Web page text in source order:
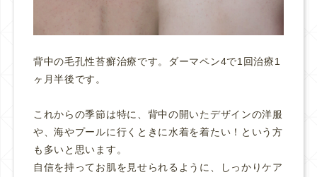
背中の毛孔性苔癬治療です。ダーマペン4で1回治療1
ヶ月半後です。
これからの季節は特に、背中の開いたデザインの洋服
や、海やプールに行くときに水着を着たい！という方
も多いと思います。
自信を持ってお肌を見せられるように、しっかりケア